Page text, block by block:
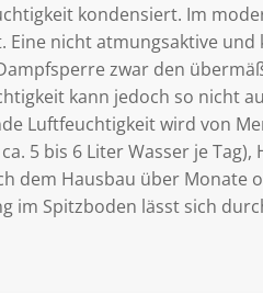
kondensiert. Im
nicht atmungsaktive und
zwar den
kann jedoch so nicht
Luftfeuchtigkeit wird von
5 bis 6 Liter Wasser je Tag),
dem Hausbau über Monate
im Spitzboden lässt sich